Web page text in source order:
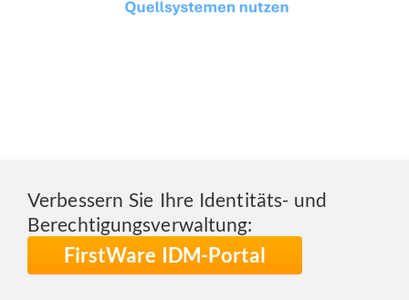
Verbessern Sie Ihre Identitäts- und
Berechtigungsverwaltung:
FirstWare IDM-Portal